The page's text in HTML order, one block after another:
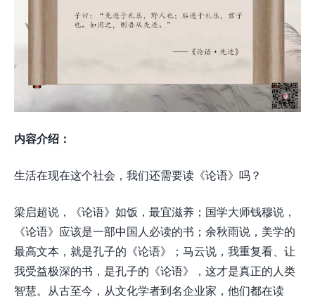
内容介绍：
生活在现在这个社会，我们还需要读《论语》吗？
梁启超说，《论语》如饭，最宜滋养；国学大师钱穆说，
《论语》应该是一部中国人必读的书；余秋雨说，美学的
最高文本，就是孔子的《论语》；马云说，我重复看、让
我受益极深的书，是孔子的《论语》，这才是真正的人类
智慧。从古至今，从文化学者到名企业家，他们都在读